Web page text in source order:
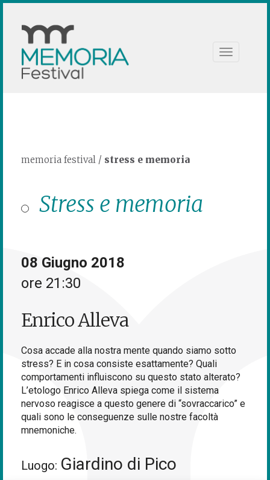
Toggle
memoria festival / stress e memoria
Stress e memoria
08 Giugno 2018
ore 21:30
Enrico Alleva
Cosa accade alla nostra mente quando siamo sotto
stress? E in cosa consiste esattamente? Quali
comportamenti influiscono su questo stato alterato?
L’etologo Enrico Alleva spiega come il sistema
nervoso reagisce a questo genere di “sovraccarico” e
quali sono le conseguenze sulle nostre facoltà
mnemoniche.
Luogo: Giardino di Pico